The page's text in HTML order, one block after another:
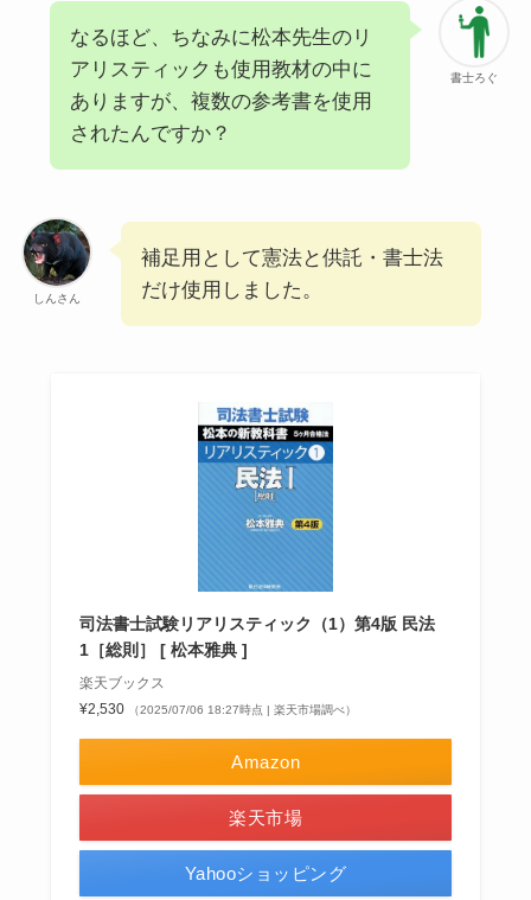
書士ろぐ
なるほど、ちなみに松本先生のリ
アリスティックも使用教材の中に
ありますが、複数の参考書を使用
されたんですか？
しんさん
補足用として憲法と供託・書士法
だけ使用しました。
司法書士試験リアリスティック（1）第4版 民法
1［総則］ [ 松本雅典 ]
楽天ブックス
¥2,530
（2025/07/06 18:27時点 | 楽天市場調べ）
Amazon
楽天市場
Yahooショッピング